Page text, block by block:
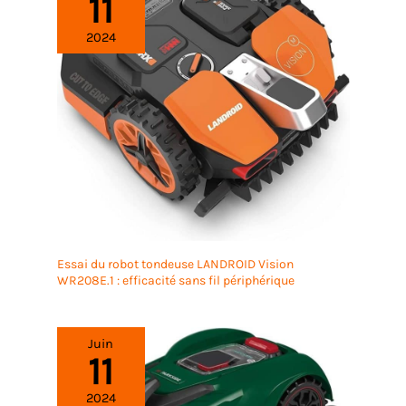
11
2024
Essai du robot tondeuse LANDROID Vision
WR208E.1 : efficacité sans fil périphérique
Juin
11
2024